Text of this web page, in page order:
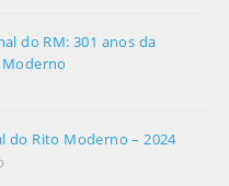
do RM: 301 anos da
do Rito Moderno – 2024